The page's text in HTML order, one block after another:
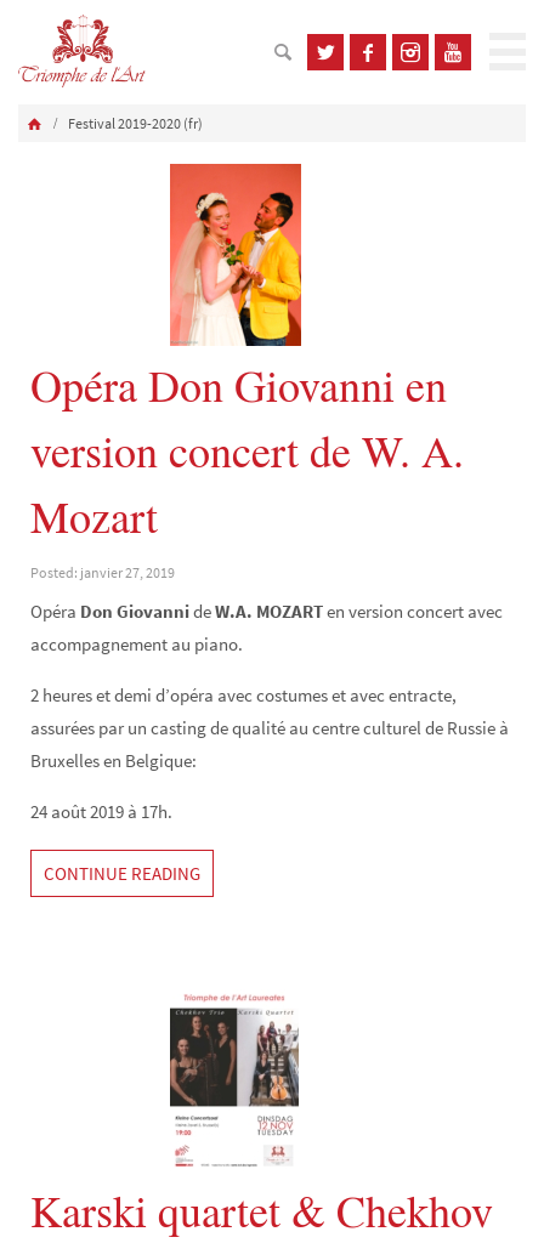
Festival 2019-2020 (fr)
Opéra Don Giovanni en
version concert de W. A.
Mozart
Posted: janvier 27, 2019
Opéra Don GiovannideW.A. MOZARTen version concert avec
accompagnement au piano.
2 heures et demi d’opéra avec costumes et avec entracte,
assurées par un casting de qualité au centre culturel de Russie à
Bruxelles en Belgique:
24 août 2019 à 17h.
CONTINUE READING
Karski quartet & Chekhov